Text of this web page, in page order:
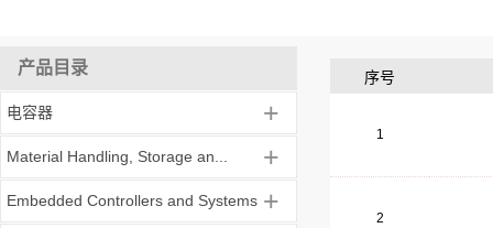
产品目录
电容器 +
Material Handling, Storage an... +
Embedded Controllers and Systems +
序号
1
2